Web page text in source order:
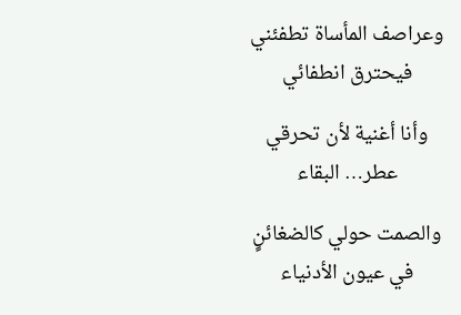
وعراصف المأساة تطفئني
فيحترق انطفائي
وأنا أغنية لأن تحرقي
عطر… البقاء
والصمت حولي كالضغائنٍ
في عيون الأدنياء